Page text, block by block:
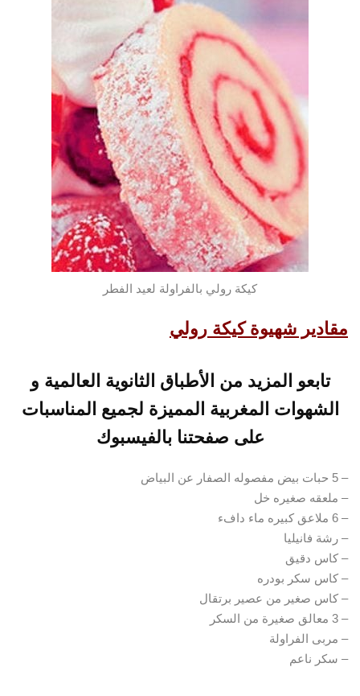
كيكة رولي بالفراولة لعيد الفطر
تابعو المزيد من الأطباق الثانوية العالمية و
الشهوات المغربية المميزة لجميع المناسبات
على صفحتنا بالفيسبوك
مقادير شهيوة كيكة رولي
– 5 حبات بيض مفصوله الصفار عن البياض
– ملعقه صغيره خل
– 6 ملاعق كبيره ماء دافء
– رشة فانيليا
– كاس دقيق
– كاس سكر بودره
– كاس صغير من عصير برتقال
– 3 معالق صغيرة من السكر
– مربى الفراولة
– سكر ناعم